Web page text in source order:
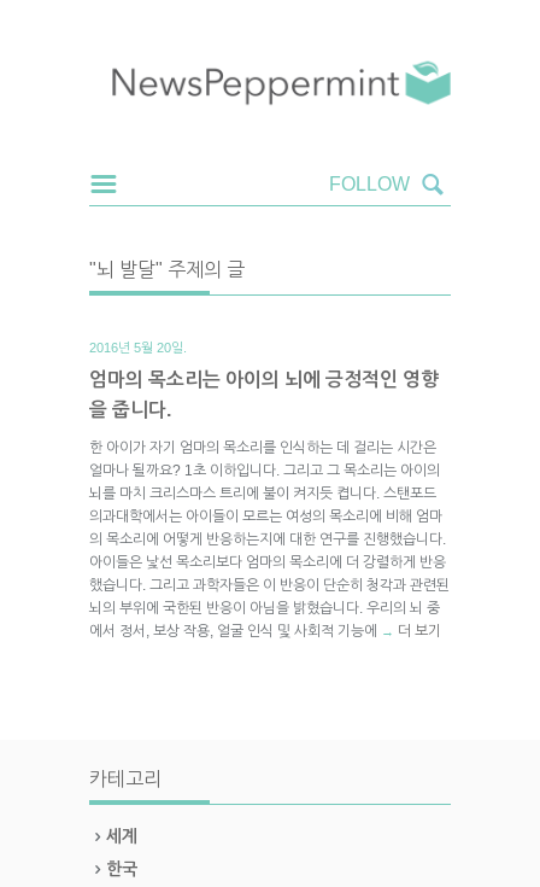
"뇌 발달" 주제의 글
2016년 5월 20일.
엄마의 목소리는 아이의 뇌에 긍정적인 영향
을 줍니다.
한 아이가 자기 엄마의 목소리를 인식하는 데 걸리는 시간은
얼마나 될까요? 1초 이하입니다. 그리고 그 목소리는 아이의
뇌를 마치 크리스마스 트리에 불이 켜지듯 켭니다. 스탠포드
의과대학에서는 아이들이 모르는 여성의 목소리에 비해 엄마
의 목소리에 어떻게 반응하는지에 대한 연구를 진행했습니다.
아이들은 낯선 목소리보다 엄마의 목소리에 더 강렬하게 반응
했습니다. 그리고 과학자들은 이 반응이 단순히 청각과 관련된
뇌의 부위에 국한된 반응이 아님을 밝혔습니다. 우리의 뇌 중
에서 정서, 보상 작용, 얼굴 인식 및 사회적 기능에
→ 더 보기
카테고리
세계
한국